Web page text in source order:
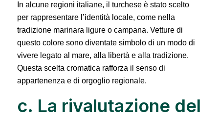
In alcune regioni italiane, il turchese è stato scelto
per rappresentare l’identità locale, come nella
tradizione marinara ligure o campana. Vetture di
questo colore sono diventate simbolo di un modo di
vivere legato al mare, alla libertà e alla tradizione.
Questa scelta cromatica rafforza il senso di
appartenenza e di orgoglio regionale.
c. La rivalutazione del